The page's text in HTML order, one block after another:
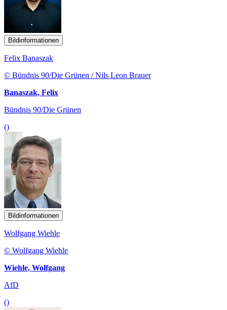
Bildinformationen
Felix Banaszak
© Bündnis 90/Die Grünen / Nils Leon Brauer
Banaszak, Felix
Bündnis 90/Die Grünen
()
Bildinformationen
Wolfgang Wiehle
© Wolfgang Wiehle
Wiehle, Wolfgang
AfD
()